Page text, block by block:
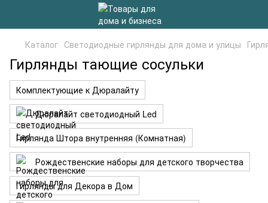
Каталог Светодиодные гирлянды для дома и улицы
Гирлянды тающие сосульки
Комплектующие к Дюралайту
Дюралайт светодиодный Led
Гирлянда Штора внутренняя (Комнатная)
Рождественские наборы для детского творчества
Гирлянды для Декора в Дом